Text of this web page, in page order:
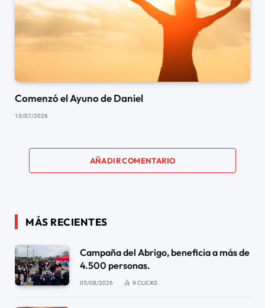
Comenzó el Ayuno de Daniel
13/07/2026
AÑADIR COMENTARIO
MÁS RECIENTES
Campaña del Abrigo, beneficia a más de
4.500 personas.
05/08/2026 9 CLICKS